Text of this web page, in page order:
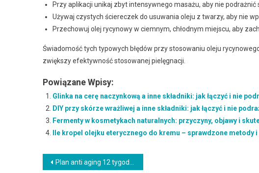
Przy aplikacji unikaj zbyt intensywnego masażu, aby nie podrażnić
Używaj czystych ściereczek do usuwania oleju z twarzy, aby nie
Przechowuj olej rycynowy w ciemnym, chłodnym miejscu, aby
Świadomość tych typowych błędów przy stosowaniu oleju
zwiększy efektywność stosowanej pielęgnacji.
Powiązane Wpisy:
Glinka na cerę naczynkową a inne składniki: jak łączyć i nie
DIY przy skórze wrażliwej a inne składniki: jak łączyć i nie
Fermenty w kosmetykach naturalnych: przyczyny, objawy i
Ile kropel olejku eterycznego do kremu – sprawdzone metody
Nawigacja
Plan anti aging 12 tygodni – co pomaga natychmiast, a co działa długofalowo